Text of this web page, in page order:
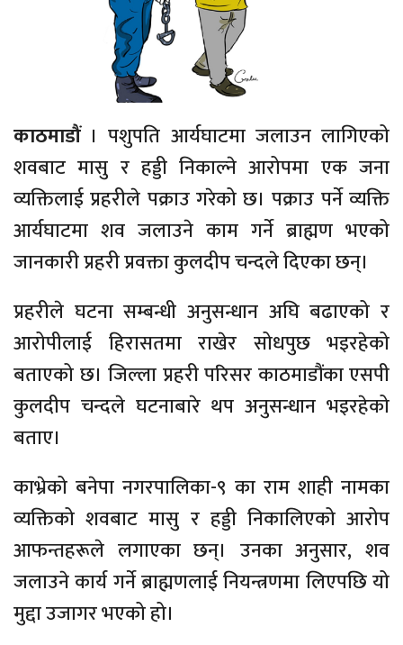
काठमाडौं। पशुपति आर्यघाटमा जलाउन लागिएको
शवबाट मासु र हड्डी निकाल्ने आरोपमा एक जना
व्यक्तिलाई प्रहरीले पक्राउ गरेको छ। पक्राउ पर्ने व्यक्ति
आर्यघाटमा शव जलाउने काम गर्ने ब्राह्मण भएको
जानकारी प्रहरी प्रवक्ता कुलदीप चन्दले दिएका छन्।
प्रहरीले घटना सम्बन्धी अनुसन्धान अघि बढाएको र
आरोपीलाई हिरासतमा राखेर सोधपुछ भइरहेको
बताएको छ। जिल्ला प्रहरी परिसर काठमाडौंका एसपी
कुलदीप चन्दले घटनाबारे थप अनुसन्धान भइरहेको
बताए।
काभ्रेको बनेपा नगरपालिका-९ का राम शाही नामका
व्यक्तिको शवबाट मासु र हड्डी निकालिएको आरोप
आफन्तहरूले लगाएका छन्। उनका अनुसार, शव
जलाउने कार्य गर्ने ब्राह्मणलाई नियन्त्रणमा लिएपछि यो
मुद्दा उजागर भएको हो।